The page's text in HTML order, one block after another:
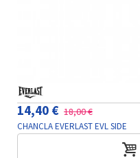
14,40 € 18,00 €
CHANCLA EVERLAST EVL SIDE